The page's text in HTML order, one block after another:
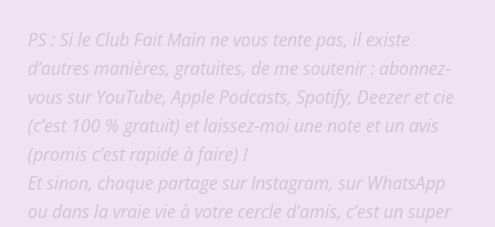
PS : Si le Club Fait Main ne vous tente pas, il existe
d’autres manières, gratuites, de me soutenir : abonnez-
vous sur YouTube, Apple Podcasts, Spotify, Deezeret cie
(c’est 100 % gratuit) et laissez-moi une note et un avis
(promis c’est rapide à faire) !
Et sinon, chaque partage sur Instagram, sur WhatsApp
ou dans la vraie vie à votre cercle d’amis, c’est un super